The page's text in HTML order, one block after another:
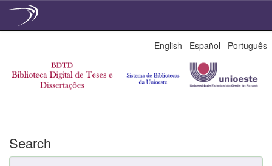
English Español Português
Search